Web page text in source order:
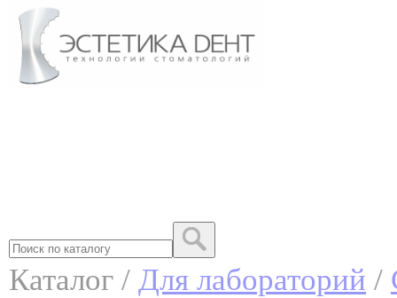
Каталог / Для лабораторий /